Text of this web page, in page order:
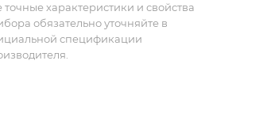
точные характеристики и свойства
обязательно уточняйте в
спецификации